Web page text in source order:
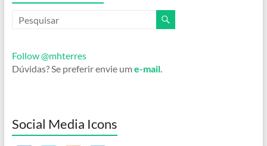
Follow @mhterres
Dúvidas? Se preferir envie ume-mail.
Social Media Icons